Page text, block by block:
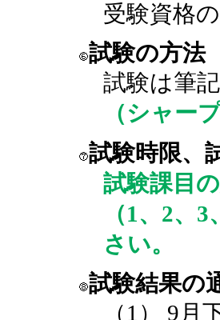
受験資格
試験の方法
試験は筆
（シャー
試験時限、
試験課目
（1、2、
さい。
試験結果の
（1） 9